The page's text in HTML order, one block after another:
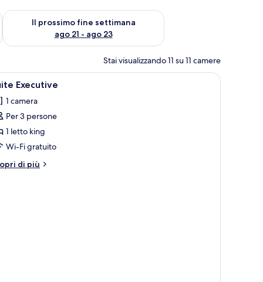
ago 14 - ago 16
Il prossimo fine settimana
ago 21 - ago 23
Verifica la disponibilità per il prossimo fine settimana, ago 21
Stai visualizzando 11 su 11 camere
di fiori. Suite Executive | Biancheria da letto di alta
12 Executive
1 camera
Per 3 persone
1 letto king
Wi-Fi gratuito
di più